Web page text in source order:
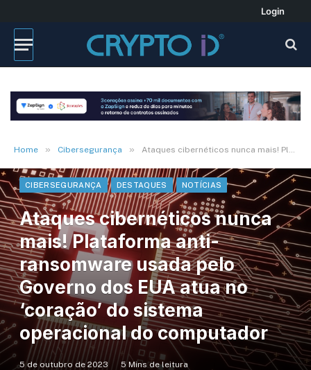
Login
Home » Cibersegurança » Ataques cibernéticos nunca mais! Plataforma anti-ransomware usada pelo Governo dos EUA atua no ‘coração’ do sistema operacional do computador
CIBERSEGURANÇA DESTAQUES NOTÍCIAS
Ataques cibernéticos nunca
mais! Plataforma anti-
ransomware usada pelo
Governo dos EUA atua no
‘coração’ do sistema
operacional do computador
5 de outubro de 2023 5 Mins de leitura